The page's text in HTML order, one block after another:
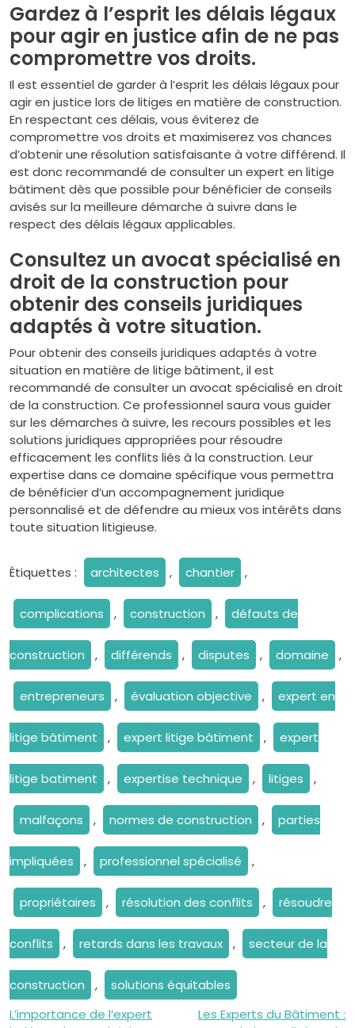
Gardez à l’esprit les délais légaux
pour agir en justice afin de ne pas
compromettre vos droits.
Il est essentiel de garder à l’esprit les délais légaux pour
agir en justice lors de litiges en matière de construction.
En respectant ces délais, vous éviterez de
compromettre vos droits et maximiserez vos chances
d’obtenir une résolution satisfaisante à votre différend. Il
est donc recommandé de consulter un expert en litige
bâtiment dès que possible pour bénéficier de conseils
avisés sur la meilleure démarche à suivre dans le
respect des délais légaux applicables.
Consultez un avocat spécialisé en
droit de la construction pour
obtenir des conseils juridiques
adaptés à votre situation.
Pour obtenir des conseils juridiques adaptés à votre
situation en matière de litige bâtiment, il est
recommandé de consulter un avocat spécialisé en droit
de la construction. Ce professionnel saura vous guider
sur les démarches à suivre, les recours possibles et les
solutions juridiques appropriées pour résoudre
efficacement les conflits liés à la construction. Leur
expertise dans ce domaine spécifique vous permettra
de bénéficier d’un accompagnement juridique
personnalisé et de défendre au mieux vos intérêts dans
toute situation litigieuse.
Étiquettes : architectes , chantier ,
complications , construction , défauts de
construction , différends , disputes , domaine ,
entrepreneurs , évaluation objective , expert en
litige bâtiment , expert litige bâtiment , expert
litige batiment , expertise technique , litiges ,
malfaçons , normes de construction , parties
impliquées , professionnel spécialisé ,
propriétaires , résolution des conflits , résoudre
conflits , retards dans les travaux , secteur de la
construction , solutions équitables
Navigation
L’importance de l’expert
Les Experts du Bâtiment :